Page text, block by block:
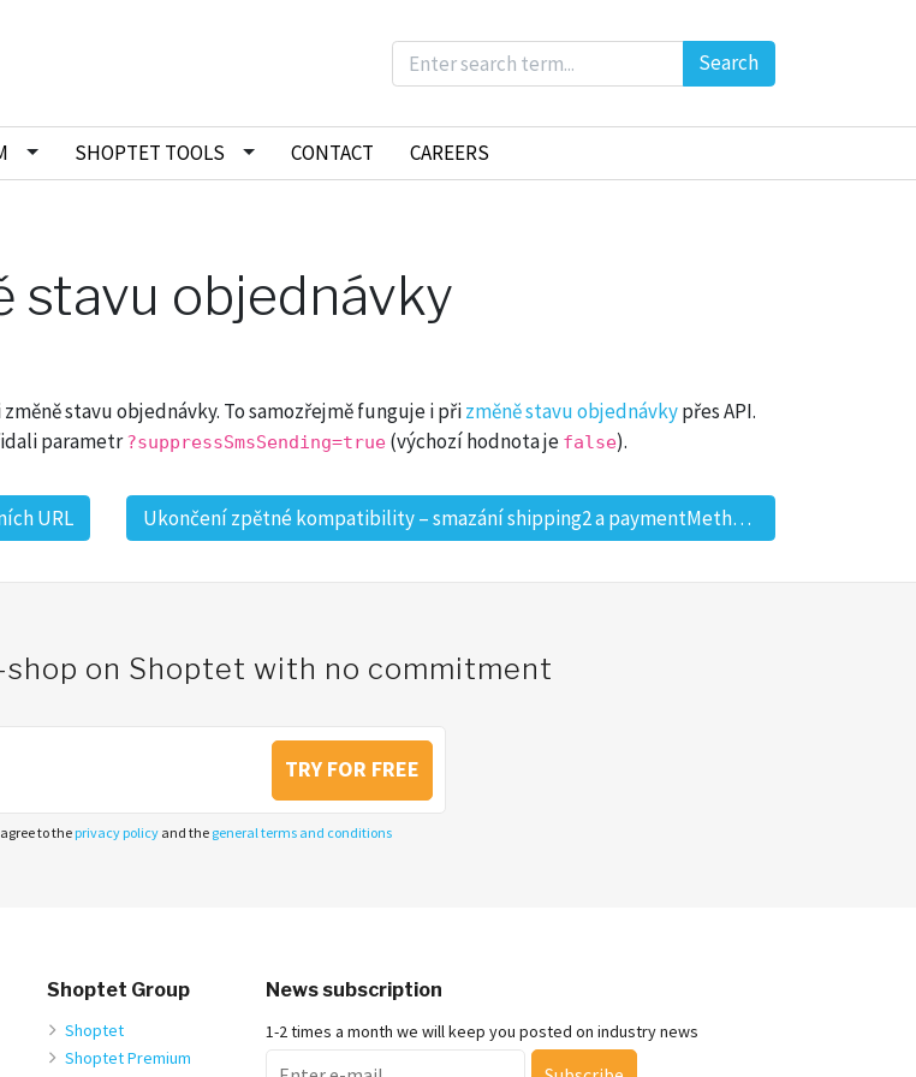
Search
SHOPTET TOOLS CONTACT CAREERS
stavu objednávky
stavu objednávky. To samozřejmě funguje i přizměně stavu objednávkypřes API.
parametr?suppressSmsSending=true (výchozí hodnota je false).
URL Ukončení zpětné kompatibility – smazání shipping2 a paymentMethod2
on Shoptet with no commitment
TRY FOR FREE
to theprivacy policy and the general terms and conditions
Shoptet Group
Shoptet
Shoptet Premium
News subscription
1-2 times a month we will keep you posted on industry news